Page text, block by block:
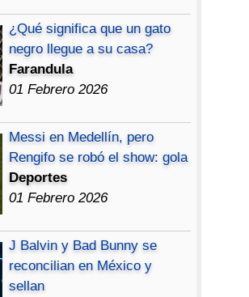
¿Qué significa que un gato
negro llegue a su casa?
Farandula
01 Febrero 2026
Messi en Medellín, pero
Rengifo se robó el show: gola
Deportes
01 Febrero 2026
J Balvin y Bad Bunny se
reconcilian en México y
sellan